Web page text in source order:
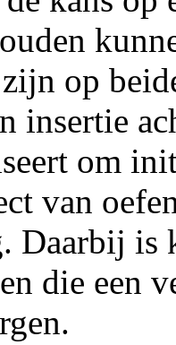
op
insertie
om
van
Daarbij is
die een